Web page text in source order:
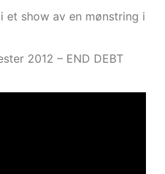
show av en mønstring i
2012 – END DEBT